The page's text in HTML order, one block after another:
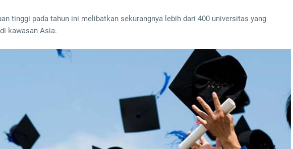
tinggi pada tahun ini melibatkan sekurangnya lebih dari 400 universitas yang
kawasan Asia.